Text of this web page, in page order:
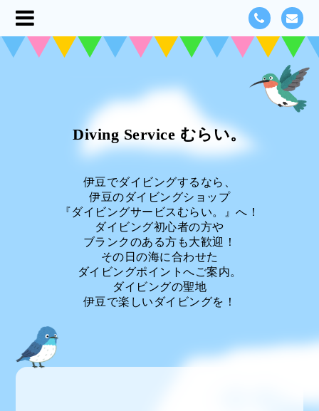
Diving Service むらい。
伊豆でダイビングするなら、
伊豆のダイビングショップ
『ダイビングサービスむらい。』へ！
ダイビング初心者の方や
ブランクのある方も大歓迎！
その日の海に合わせた
ダイビングポイントへご案内。
ダイビングの聖地
伊豆で楽しいダイビングを！